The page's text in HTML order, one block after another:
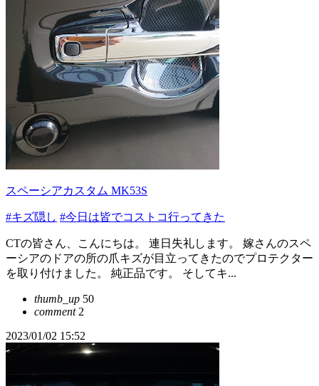
スペーシアカスタム MK53S
#キズ隠し #今日は皆でコストコ行ってきた
CTの皆さん、こんにちは。 連日失礼します。 嫁さんのスペ
ーシアのドアの所の爪キズが目立ってきたのでプロテクター
を取り付けました。 純正品です。 そしてキ...
thumb_up 50
comment2
2023/01/02 15:52